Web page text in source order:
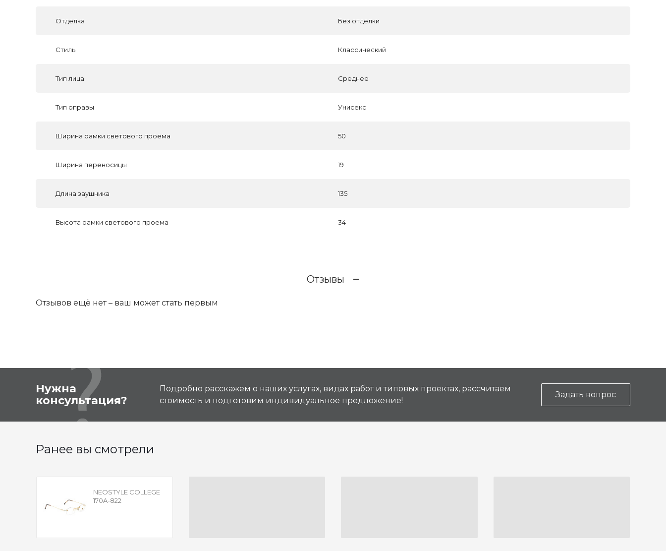
Отделка Без отделки
Стиль Классический
Тип лица Среднее
Тип оправы Унисекс
Ширина рамки светового проема 50
Ширина переносицы 19
Длина заушника 135
Высота рамки светового проема 34
Отзывы
Отзывов ещё нет – ваш может стать первым
Нужна
консультация?
Подробно расскажем о наших услугах, видах работ и типовых проектах, рассчитаем
стоимость и подготовим индивидуальное предложение!
Задать вопрос
Ранее вы смотрели
NEOSTYLE COLLEGE
170A-822